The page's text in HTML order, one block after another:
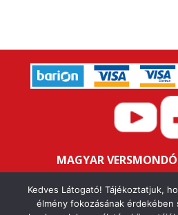
MAGYAR
Bankszámlaszám:
Adószám:
Kedves Látogató! Tájékoztatjuk,
élmény fokozásának érdekében